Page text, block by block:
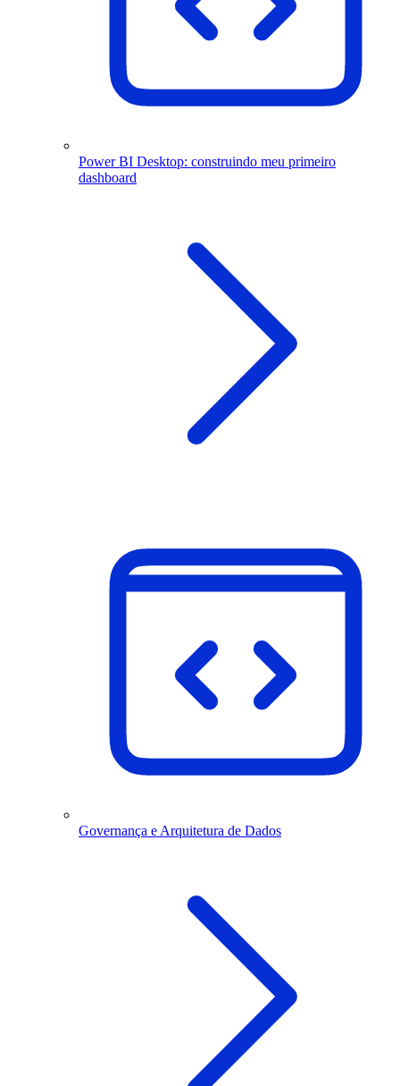
Power BI Desktop: construindo meu primeiro
dashboard
Governança e Arquitetura de Dados